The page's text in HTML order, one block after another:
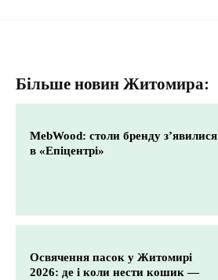
Більше новин Житомира:
MebWood: столи бренду з’явилися
в «Епіцентрі»
Освячення пасок у Житомирі
2026: де і коли нести кошик —